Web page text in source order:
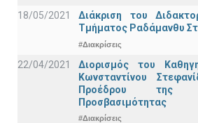
18/05/2021
Διάκριση του
Τμήματος Ραδάμανθυ
#Διακρίσεις
22/04/2021
Διορισμός του
Κωνσταντίνου
Προέδρου της
Προσβασιμότητας
#Διακρίσεις